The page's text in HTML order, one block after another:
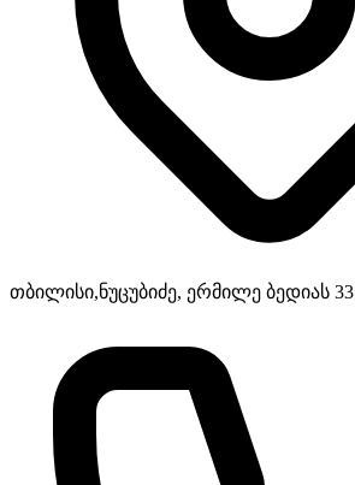
თბილისი,ნუცუბიძე, ერმილე ბედიას 33